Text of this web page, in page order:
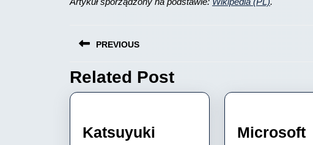
wpisu
PREVIOUS
Previous
post:
Related Post
Katsuyuki
Microsoft